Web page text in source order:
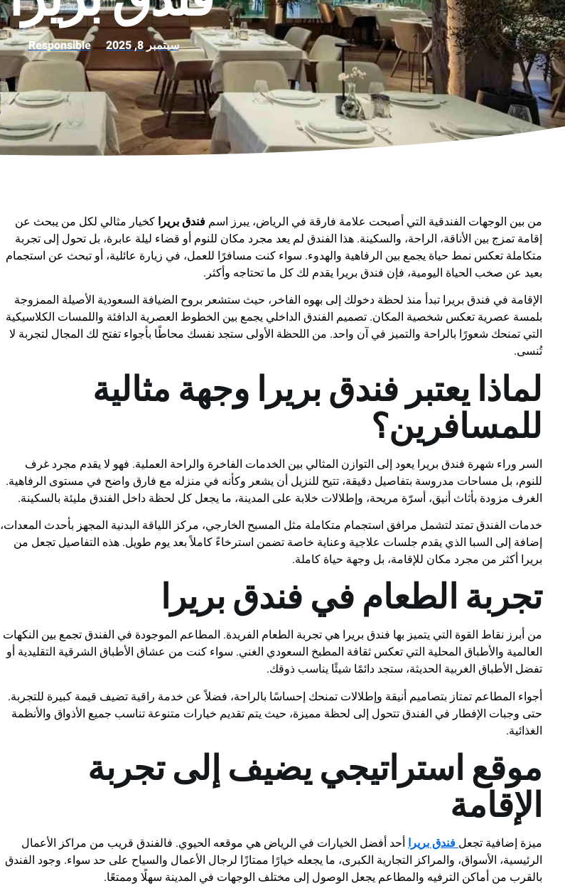
سبتمبر 8, 2025 Responsible
من بين الوجهات الفندقية التي أصبحت علامة فارقة في الرياض، يبرز اسم فندق بريرا كخيار مثالي لكل من يبحث عن
إقامة تمزج بين الأناقة، الراحة، والسكينة. هذا الفندق لم يعد مجرد مكان للنوم أو قضاء ليلة عابرة، بل تحول إلى تجربة
متكاملة تعكس نمط حياة يجمع بين الرفاهية والهدوء. سواء كنت مسافرًا للعمل، في زيارة عائلية، أو تبحث عن استجمام
بعيد عن صخب الحياة اليومية، فإن فندق بريرا يقدم لك كل ما تحتاجه وأكثر.
الإقامة في فندق بريرا تبدأ منذ لحظة دخولك إلى بهوه الفاخر، حيث ستشعر بروح الضيافة السعودية الأصيلة الممزوجة
بلمسة عصرية تعكس شخصية المكان. تصميم الفندق الداخلي يجمع بين الخطوط العصرية الدافئة واللمسات الكلاسيكية
التي تمنحك شعورًا بالراحة والتميز في آن واحد. من اللحظة الأولى ستجد نفسك محاطًا بأجواء تفتح لك المجال لتجربة لا
تُنسى.
لماذا يعتبر فندق بريرا وجهة مثالية
للمسافرين؟
السر وراء شهرة فندق بريرا يعود إلى التوازن المثالي بين الخدمات الفاخرة والراحة العملية. فهو لا يقدم مجرد غرف
للنوم، بل مساحات مدروسة بتفاصيل دقيقة، تتيح للنزيل أن يشعر وكأنه في منزله مع فارق واضح في مستوى الرفاهية.
الغرف مزودة بأثاث أنيق، أسرّة مريحة، وإطلالات خلابة على المدينة، ما يجعل كل لحظة داخل الفندق مليئة بالسكينة.
خدمات الفندق تمتد لتشمل مرافق استجمام متكاملة مثل المسبح الخارجي، مركز اللياقة البدنية المجهز بأحدث المعدات،
إضافة إلى السبا الذي يقدم جلسات علاجية وعناية خاصة تضمن استرخاءً كاملاً بعد يوم طويل. هذه التفاصيل تجعل من
بريرا أكثر من مجرد مكان للإقامة، بل وجهة حياة كاملة.
تجربة الطعام في فندق بريرا
من أبرز نقاط القوة التي يتميز بها فندق بريرا هي تجربة الطعام الفريدة. المطاعم الموجودة في الفندق تجمع بين النكهات
العالمية والأطباق المحلية التي تعكس ثقافة المطبخ السعودي الغني. سواء كنت من عشاق الأطباق الشرقية التقليدية أو
تفضل الأطباق الغربية الحديثة، ستجد دائمًا شيئًا يناسب ذوقك.
أجواء المطاعم تمتاز بتصاميم أنيقة وإطلالات تمنحك إحساسًا بالراحة، فضلاً عن خدمة راقية تضيف قيمة كبيرة للتجربة.
حتى وجبات الإفطار في الفندق تتحول إلى لحظة مميزة، حيث يتم تقديم خيارات متنوعة تناسب جميع الأذواق والأنظمة
الغذائية.
موقع استراتيجي يضيف إلى تجربة
الإقامة
ميزة إضافية تجعل فندق بريراأحد أفضل الخيارات في الرياض هي موقعه الحيوي. فالفندق قريب من مراكز الأعمال
الرئيسية، الأسواق، والمراكز التجارية الكبرى، ما يجعله خيارًا ممتازًا لرجال الأعمال والسياح على حد سواء. وجود الفندق
بالقرب من أماكن الترفيه والمطاعم يجعل الوصول إلى مختلف الوجهات في المدينة سهلًا وممتعًا.